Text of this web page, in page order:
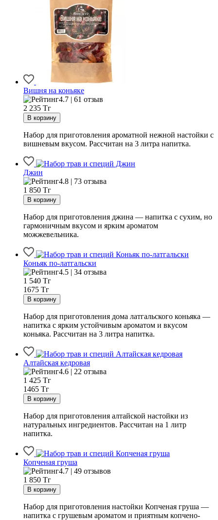
Вишня на коньяке
4.7 | 61 отзыв
2 235 Тг
Набор для приготовления ароматной нежной настойки с
вишневым вкусом. Рассчитан на 3 литра напитка.
Джин
4.8 | 73 отзыва
1 850 Тг
Набор для приготовления джина — напитка с сухим, но
гармоничным вкусом и ярким ароматом
можжевельника.
Коньяк по-латгальски
4.5 | 34 отзыва
1 540 Тг
1675 Тг
Набор для приготовления дома латгальского коньяка —
напитка с ярким устойчивым ароматом и вкусом
коньяка. Рассчитан на 3 литра напитка.
Алтайская кедровая
4.6 | 22 отзыва
1 425 Тг
1465 Тг
Набор для приготовления алтайской настойки из
натуральных ингредиентов. Рассчитан на 1 литр
напитка.
Копченая груша
4.7 | 49 отзывов
1 850 Тг
Набор для приготовления настойки Копченая груша —
напитка с грушевым ароматом и приятным копчено-